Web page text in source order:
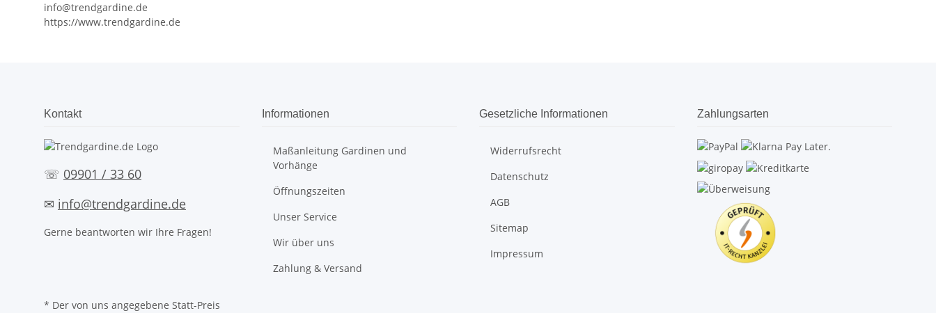
info@trendgardine.de
https://www.trendgardine.de
Kontakt
☏ 09901 / 33 60
✉ info@trendgardine.de
Gerne beantworten wir Ihre Fragen!
Informationen
Maßanleitung Gardinen und
Vorhänge
Öffnungszeiten
Unser Service
Wir über uns
Zahlung & Versand
Gesetzliche Informationen
Widerrufsrecht
Datenschutz
AGB
Sitemap
Impressum
Zahlungsarten
* Der von uns angegebene Statt-Preis